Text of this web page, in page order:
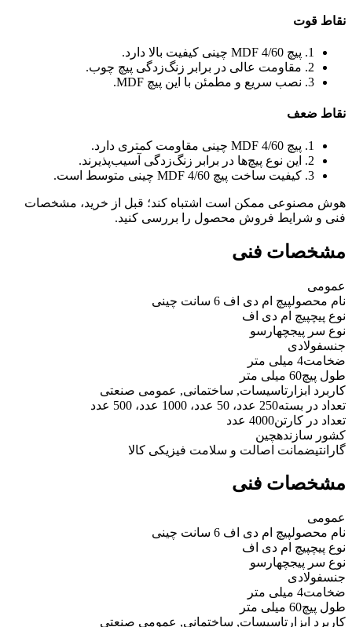
نقاط قوت
1. پیچ MDF 4/60 چینی کیفیت بالا دارد.
2. مقاومت عالی در برابر زنگ‌زدگی پیچ چوب.
3. نصب سریع و مطمئن با این پیچ MDF.
نقاط ضعف
1. پیچ MDF 4/60 چینی مقاومت کمتری دارد.
2. این نوع پیچ‌ها در برابر زنگ‌زدگی آسیب‌پذیرند.
3. کیفیت ساخت پیچ MDF 4/60 چینی متوسط است.
هوش مصنوعی ممکن است اشتباه کند؛ قبل از خرید، مشخصات
فنی و شرایط فروش محصول را بررسی کنید.
مشخصات فنی
عمومی
نام محصولپیچ ام دی اف 6 سانت چینی
نوع پیچپیچ ام دی اف
نوع سر پیجچهارسو
جنسفولادی
ضخامت4 میلی متر
طول پیچ60 میلی متر
کاربرد ابزار تاسیسات, ساختمانی, عمومی صنعتی
تعداد در بسته250 عدد، 50 عدد، 1000 عدد، 500 عدد
تعداد در کارتن4000 عدد
کشور سازندهچین
گارانتیضمانت اصالت و سلامت فیزیکی کالا
مشخصات فنی
عمومی
نام محصولپیچ ام دی اف 6 سانت چینی
نوع پیچپیچ ام دی اف
نوع سر پیجچهارسو
جنسفولادی
ضخامت4 میلی متر
طول پیچ60 میلی متر
کاربرد ابزار تاسیسات, ساختمانی, عمومی صنعتی